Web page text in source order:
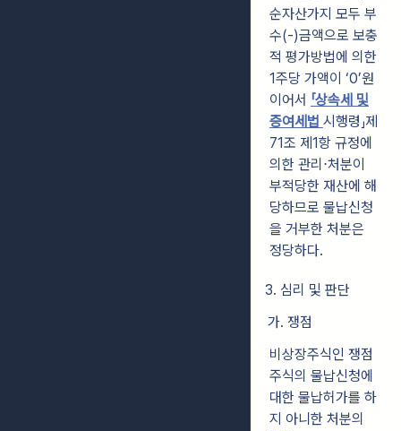
순자산가지 모두 부
수(-)금액으로 보충
적 평가방법에 의한
1주당 가액이 ‘0’원
이어서 「상속세 및
증여세법 시행령」제
71조 제1항 규정에
의한 관리⋅처분이
부적당한 재산에 해
당하므로 물납신청
을 거부한 처분은
정당하다.
3. 심리 및 판단
가. 쟁점
비상장주식인 쟁점
주식의 물납신청에
대한 물납허가를 하
지 아니한 처분의